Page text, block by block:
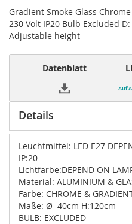
Gradient Smoke Glass
230 Volt IP20 Bulb Excluded
Adjustable height
Datenblatt
Auf
Details
Leuchtmittel: LED E27
IP:20
Lichtfarbe:DEPEND ON
Material: ALUMINIUM &
Farbe: CHROME &
Maße: Ø=40cm H:120cm
BULB: EXCLUDED